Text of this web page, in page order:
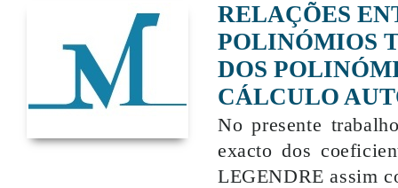
RELAÇÕES
POLINÓMIOS
DOS
CÁLCULO
No presente
exacto dos
LEGENDRE assim